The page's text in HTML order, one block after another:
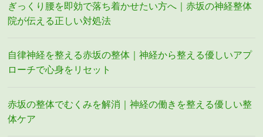
ぎっくり腰を即効で落ち着かせたい方へ｜赤坂の神経整体
院が伝える正しい対処法
自律神経を整える赤坂の整体｜神経から整える優しいアプ
ローチで心身をリセット
赤坂の整体でむくみを解消｜神経の働きを整える優しい整
体ケア